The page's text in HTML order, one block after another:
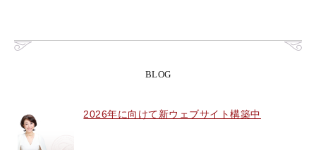
BLOG
2026年に向けて新ウェブサイト構築中